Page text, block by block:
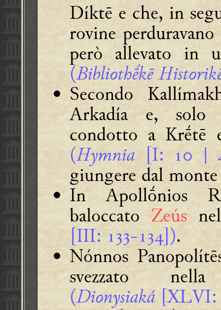
Díktē e che, in
rovine
però allevato in
(Bibliothḗkē
Secondo
Arkadía e, solo
condotto a Krḗtē
(Hymnia [I:  |
giungere dal
InApollṓnios
baloccatoZeús
[III: -]).
Nónnos
svezzato
(Dionysiaká[XLVI: